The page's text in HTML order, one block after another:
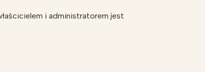
i administratorem jest